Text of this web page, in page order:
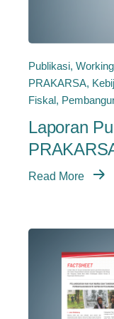
Publikasi
PRAKARSA
Fiskal
Laporan
Read More